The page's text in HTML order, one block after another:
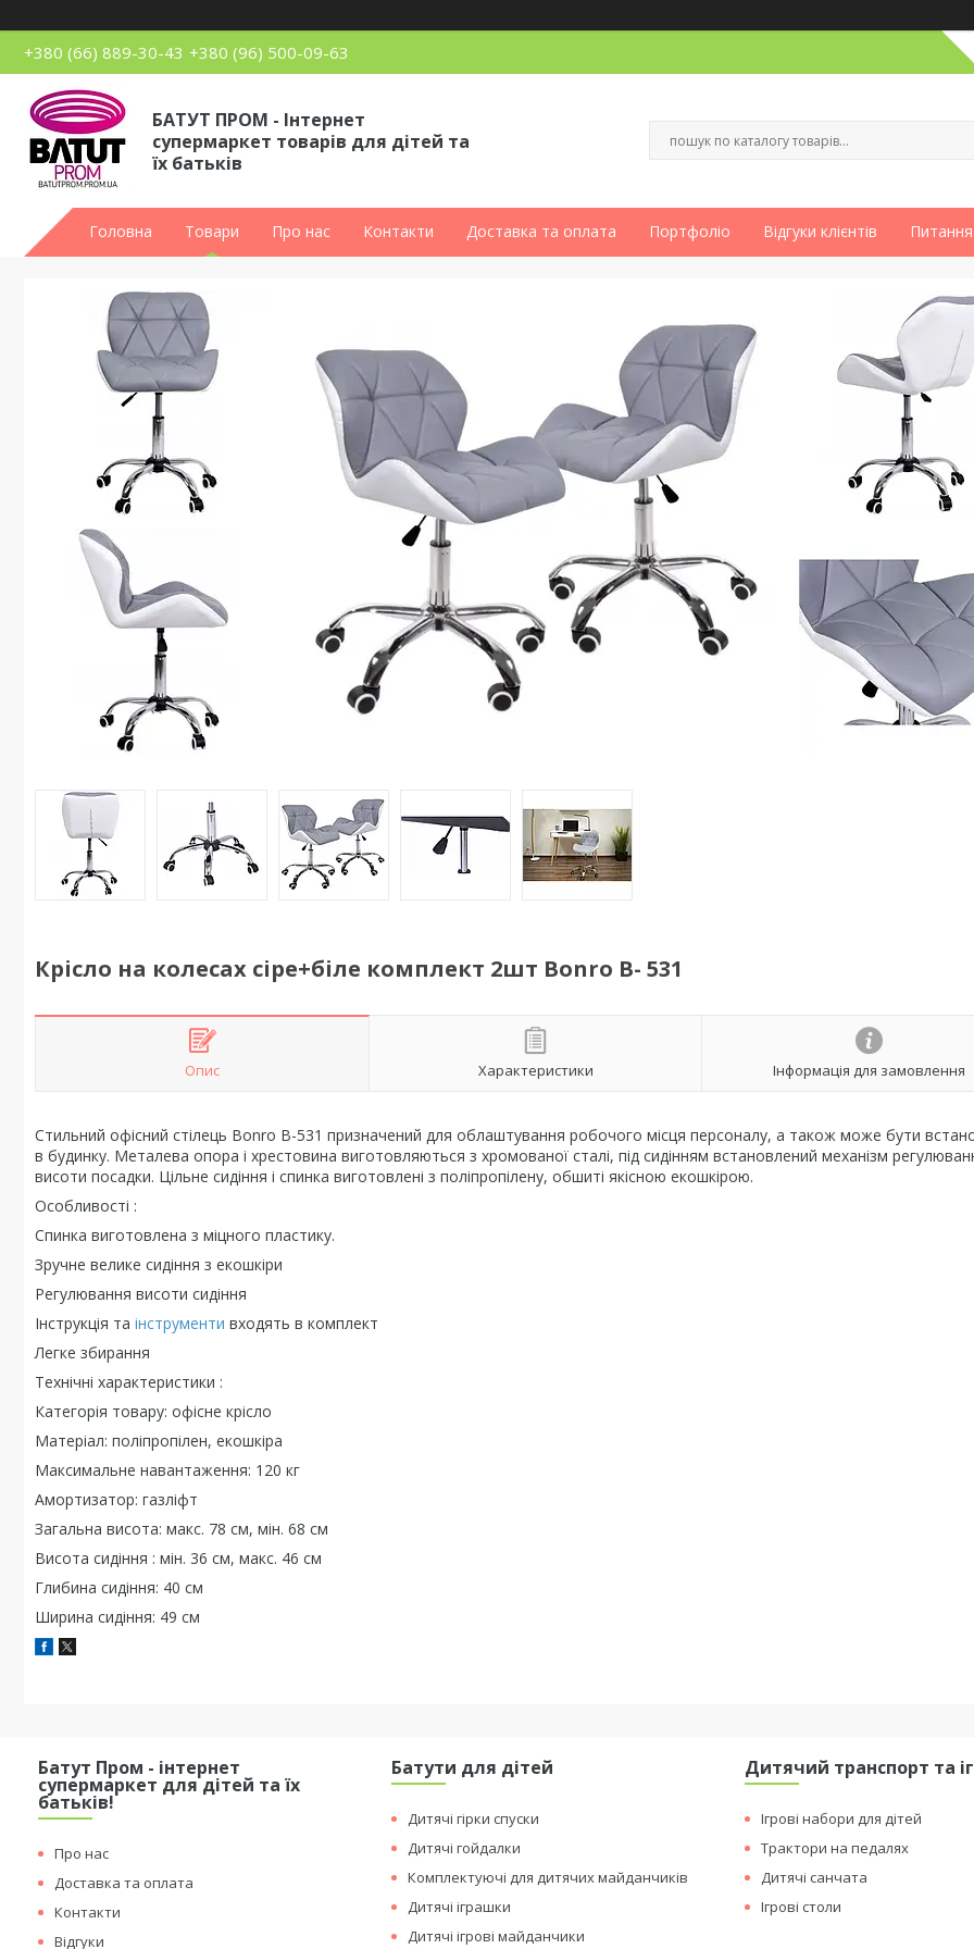
+380 (66) 889-30-43 +380 (96) 500-09-63
БАТУТ ПРОМ - Інтернет
супермаркет товарів для дітей та
їх батьків
Головна Товари Про нас Контакти Доставка та оплата Портфоліо Відгуки клієнтів Питання
Крісло на колесах сіре+біле комплект 2шт Bonro B- 531
Опис Характеристики Інформація для замовлення
Стильний офісний стілець Bonro B-531 призначений для облаштування робочого місця персоналу, а також може бути
в будинку. Металева опора і хрестовина виготовляються з хромованої сталі, під сидінням встановлений механізм
висоти посадки. Цільне сидіння і спинка виготовлені з поліпропілену, обшиті якісною екошкірою.
Особливості :
Спинка виготовлена з міцного пластику.
Зручне велике сидіння з екошкіри
Регулювання висоти сидіння
Інструкція та інструменти входять в комплект
Легке збирання
Технічні характеристики :
Категорія товару: офісне крісло
Матеріал: поліпропілен, екошкіра
Максимальне навантаження: 120 кг
Амортизатор: газліфт
Загальна висота: макс. 78 см, мін. 68 см
Висота сидіння : мін. 36 см, макс. 46 см
Глибина сидіння: 40 см
Ширина сидіння: 49 см
Батут Пром - інтернет
супермаркет для дітей та їх
батьків!
Про нас
Доставка та оплата
Контакти
Відгуки
Батути для дітей
Дитячі гірки спуски
Дитячі гойдалки
Комплектуючі для дитячих майданчиків
Дитячі іграшки
Дитячі ігрові майданчики
Дитячий транспорт та
Ігрові набори для дітей
Трактори на педалях
Дитячі санчата
Ігрові столи